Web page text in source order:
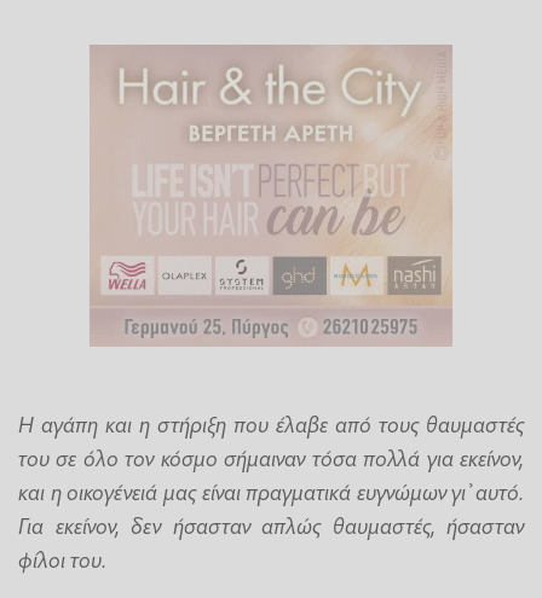
Η αγάπη και η στήριξη που έλαβε από τους θαυμαστές
του σε όλο τον κόσμο σήμαιναν τόσα πολλά για εκείνον,
και η οικογένειά μας είναι πραγματικά ευγνώμων γι’ αυτό.
Για εκείνον, δεν ήσασταν απλώς θαυμαστές, ήσασταν
φίλοι του.